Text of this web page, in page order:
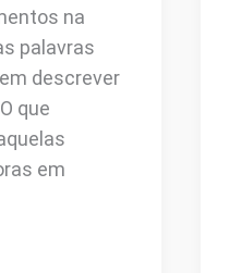
na
palavras
descrever
que
em